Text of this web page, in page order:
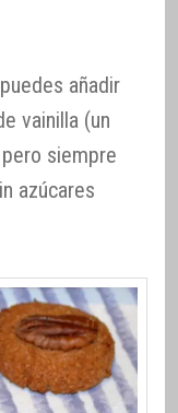
añadir
vainilla (un
siempre
azúcares